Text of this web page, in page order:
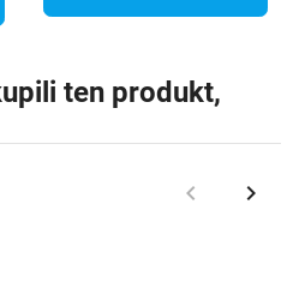
ten produkt,
Poprzedni
keyboard_arrow_left keyboard_arrow_right